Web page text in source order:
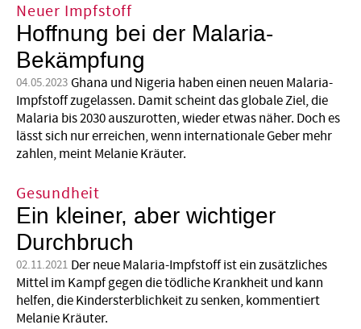
Neuer Impfstoff
Hoffnung bei der Malaria-
Bekämpfung
04.05.2023 Ghana und Nigeria haben einen neuen Malaria-
Impfstoff zugelassen. Damit scheint das globale Ziel, die
Malaria bis 2030 auszurotten, wieder etwas näher. Doch es
lässt sich nur erreichen, wenn internationale Geber mehr
zahlen, meint Melanie Kräuter.
Gesundheit
Ein kleiner, aber wichtiger
Durchbruch
02.11.2021 Der neue Malaria-Impfstoff ist ein zusätzliches
Mittel im Kampf gegen die tödliche Krankheit und kann
helfen, die Kindersterblichkeit zu senken, kommentiert
Melanie Kräuter.